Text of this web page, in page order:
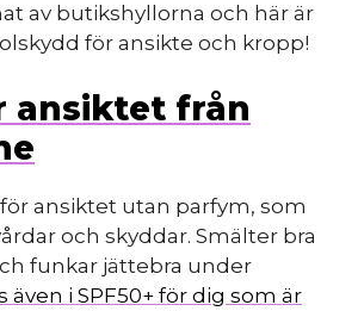
av butikshyllorna och här är
för ansikte och kropp!
ansiktet från
ansiktet utan parfym, som
och skyddar. Smälter bra
funkar jättebra under
även i SPF50+ för dig som är